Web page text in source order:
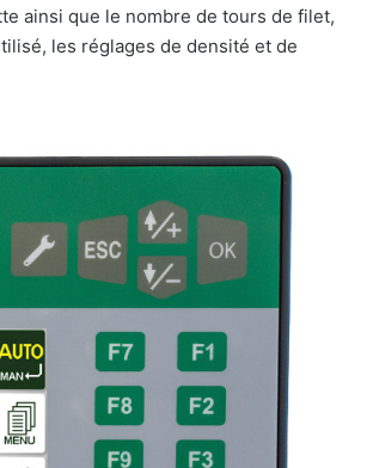
ainsi que le nombre de tours de filet,
les réglages de densité et de